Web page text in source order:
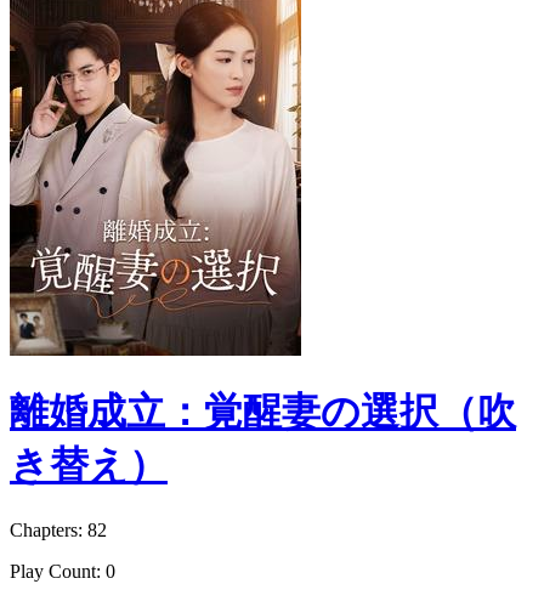
離婚成立：覚醒妻の選択（吹
き替え）
Chapters: 82
Play Count: 0